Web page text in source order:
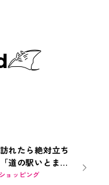
れたら絶対立ち
道の駅いとま
理由とは？
ショッピング